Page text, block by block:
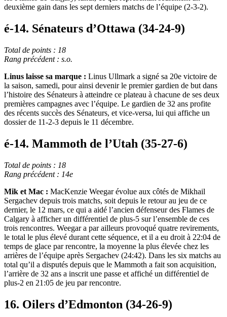
deuxième gain dans les sept derniers matchs de l’équipe (2-3-2).
é-14. Sénateurs d’Ottawa (34-24-9)
Total de points : 18
Rang précédent : s.o.
Linus laisse sa marque : Linus Ullmark a signé sa 20e victoire de
la saison, samedi, pour ainsi devenir le premier gardien de but dans
l’histoire des Sénateurs à atteindre ce plateau à chacune de ses deux
premières campagnes avec l’équipe. Le gardien de 32 ans profite
des récents succès des Sénateurs, et vice-versa, lui qui affiche un
dossier de 11-2-3 depuis le 11 décembre.
é-14. Mammoth de l’Utah (35-27-6)
Total de points : 18
Rang précédent : 14e
Mik et Mac : MacKenzie Weegar évolue aux côtés de Mikhail
Sergachev depuis trois matchs, soit depuis le retour au jeu de ce
dernier, le 12 mars, ce qui a aidé l’ancien défenseur des Flames de
Calgary à afficher un différentiel de plus-5 sur l’ensemble de ces
trois rencontres. Weegar a par ailleurs provoqué quatre revirements,
le total le plus élevé durant cette séquence, et il a eu droit à 22:04 de
temps de glace par rencontre, la moyenne la plus élevée chez les
arrières de l’équipe après Sergachev (24:42). Dans les six matchs au
total qu’il a disputés depuis que le Mammoth a fait son acquisition,
l’arrière de 32 ans a inscrit une passe et affiché un différentiel de
plus-2 en 21:05 de jeu par rencontre.
16. Oilers d’Edmonton (34-26-9)